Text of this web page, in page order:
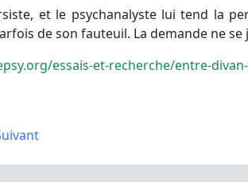
et le psychanalyste lui tend la
de son fauteuil. La demande ne
essais-et-recherche/entre-